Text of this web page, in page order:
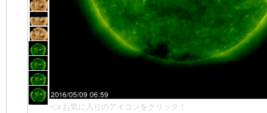
👈 お気に入りのアイコンをクリック！